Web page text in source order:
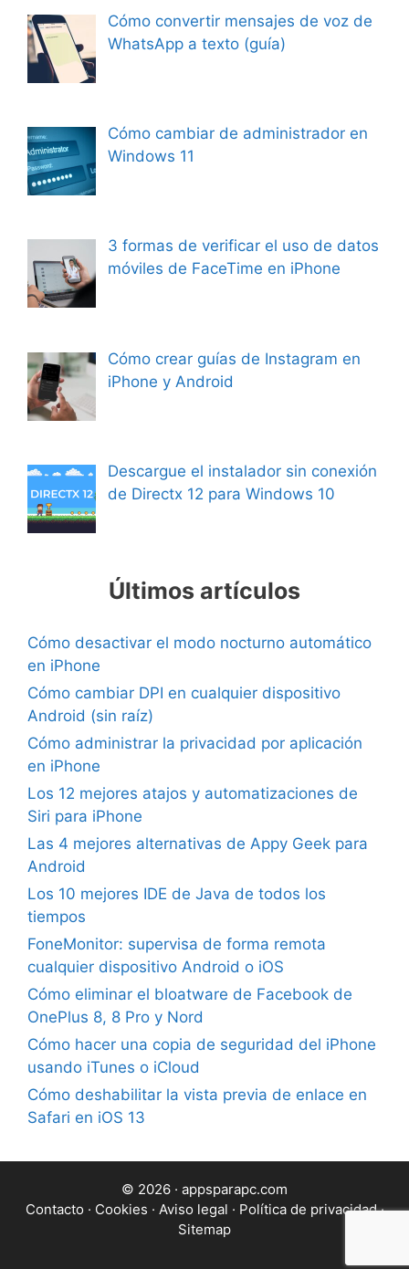
Cómo convertir mensajes de voz de
WhatsApp a texto (guía)
Cómo cambiar de administrador en
Windows 11
3 formas de verificar el uso de datos
móviles de FaceTime en iPhone
Cómo crear guías de Instagram en
iPhone y Android
Descargue el instalador sin conexión
de Directx 12 para Windows 10
Últimos artículos
Cómo desactivar el modo nocturno automático
en iPhone
Cómo cambiar DPI en cualquier dispositivo
Android (sin raíz)
Cómo administrar la privacidad por aplicación
en iPhone
Los 12 mejores atajos y automatizaciones de
Siri para iPhone
Las 4 mejores alternativas de Appy Geek para
Android
Los 10 mejores IDE de Java de todos los
tiempos
FoneMonitor: supervisa de forma remota
cualquier dispositivo Android o iOS
Cómo eliminar el bloatware de Facebook de
OnePlus 8, 8 Pro y Nord
Cómo hacer una copia de seguridad del iPhone
usando iTunes o iCloud
Cómo deshabilitar la vista previa de enlace en
Safari en iOS 13
© 2026 · appsparapc.com
Contacto · Cookies · Aviso legal · Política de privacidad·
Sitemap